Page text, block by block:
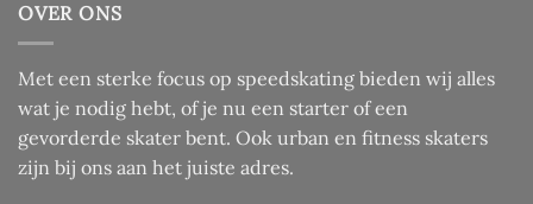
worden
op
de
OVER ONS
Met een sterke focus op speedskating bieden wij alles
wat je nodig hebt, of je nu een starter of een
gevorderde skater bent. Ook urban en fitness skaters
zijn bij ons aan het juiste adres.